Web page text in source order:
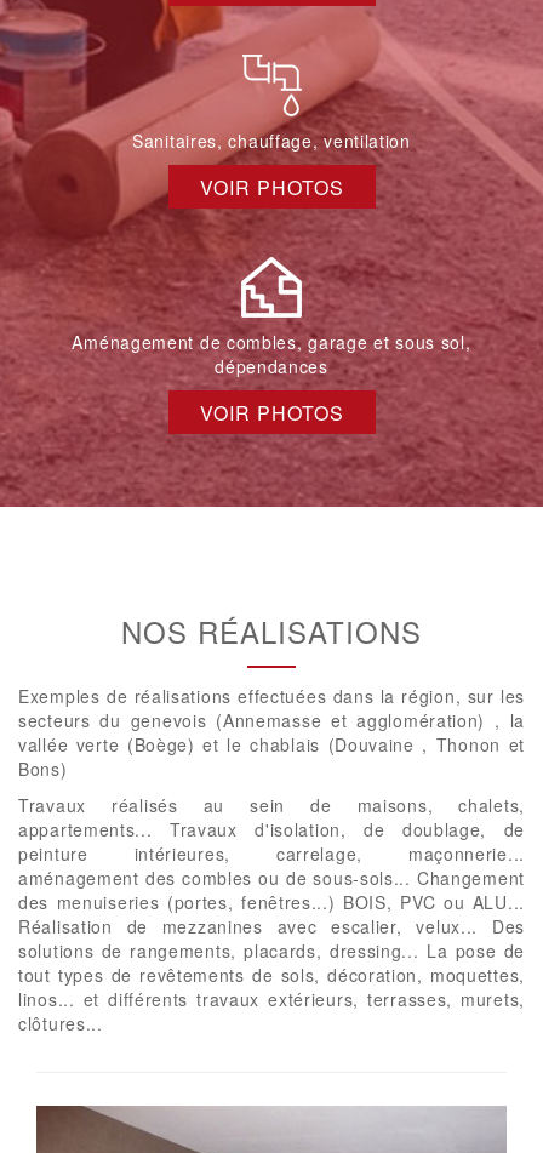
Sanitaires, chauffage, ventilation
VOIR PHOTOS
Aménagement de combles, garage et sous sol,
dépendances
VOIR PHOTOS
NOS RÉALISATIONS
Exemples de réalisations effectuées dans la région, sur les
secteurs du genevois (Annemasse et agglomération) , la
vallée verte (Boège) et le chablais (Douvaine , Thonon et
Bons)
Travaux réalisés au sein de maisons, chalets,
appartements... Travaux d'isolation, de doublage, de
peinture intérieures, carrelage, maçonnerie...
aménagement des combles ou de sous-sols... Changement
des menuiseries (portes, fenêtres...) BOIS, PVC ou ALU...
Réalisation de mezzanines avec escalier, velux... Des
solutions de rangements, placards, dressing... La pose de
tout types de revêtements de sols, décoration, moquettes,
linos... et différents travaux extérieurs, terrasses, murets,
clôtures...